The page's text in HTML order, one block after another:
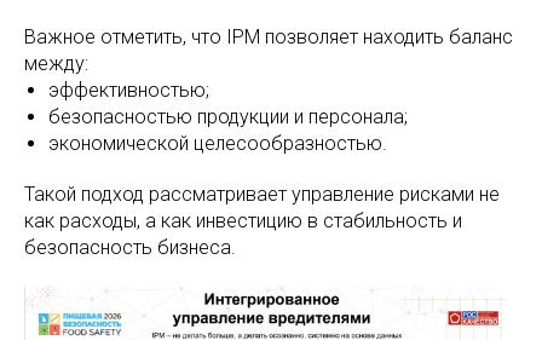
Важное отметить, что IPM позволяет находить баланс
между:
эффективностью;
безопасностью продукции и персонала;
экономической целесообразностью.
Такой подход рассматривает управление рисками не
как расходы, а как инвестицию в стабильность и
безопасность бизнеса.